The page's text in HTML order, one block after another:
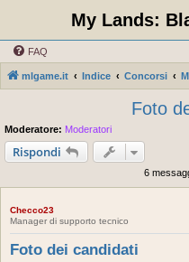
My Lands:
FAQ
mlgame.it Indice Concorsi
Foto
Moderatore: Moderatori
Rispondi
6
Checco23
Manager di supporto tecnico
Foto dei candidati